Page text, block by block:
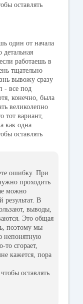
оставлять
один от начала
работаешь в
тщательно
вывожу сразу
- все под
конечно, была
великолепно
тот вариант,
как одна.
оставлять
ошибку. При
проходить
можно
результат. В
выводы,
Это общая
поэтому мы
непонятную
то сгорает,
кажется, пора
, чтобы оставлять